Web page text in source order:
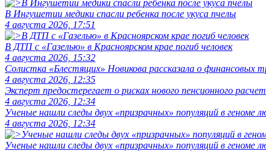
В Ингушетии медики спасли ребенка после укуса пчелы
4 августа 2026, 17:51
В ДТП с «Газелью» в Красноярском крае погиб человек
4 августа 2026, 15:32
Солистка «Блестящих» Новикова рассказала о финансовых
4 августа 2026, 12:35
Эксперт предостерегает о рисках нового пенсионного
4 августа 2026, 12:34
Ученые нашли следы двух «призрачных» популяций в геноме
4 августа 2026, 12:34
Ученые нашли следы двух «призрачных» популяций в геноме